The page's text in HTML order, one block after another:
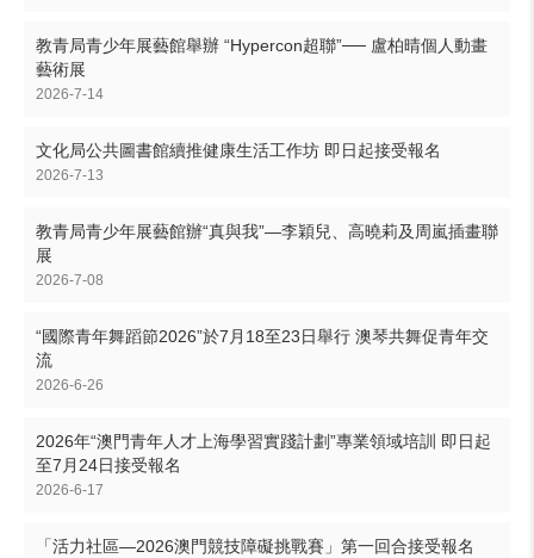
教青局青少年展藝館舉辦 “Hypercon超聯”── 盧柏晴個人動畫
藝術展
2026-7-14
文化局公共圖書館續推健康生活工作坊 即日起接受報名
2026-7-13
教青局青少年展藝館辦“真與我”—李穎兒、高曉莉及周嵐插畫聯
展
2026-7-08
“國際青年舞蹈節2026”於7月18至23日舉行 澳琴共舞促青年交
流
2026-6-26
2026年“澳門青年人才上海學習實踐計劃”專業領域培訓 即日起
至7月24日接受報名
2026-6-17
「活力社區—2026澳門競技障礙挑戰賽」第一回合接受報名